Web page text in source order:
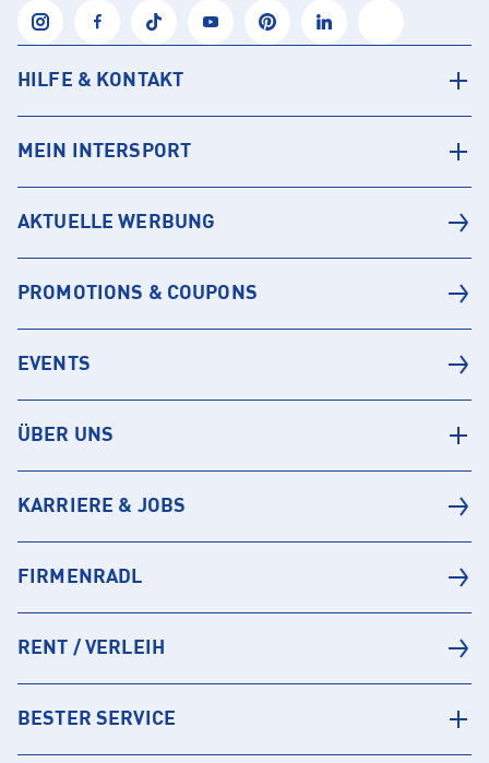
HILFE & KONTAKT
MEIN INTERSPORT
AKTUELLE WERBUNG
PROMOTIONS & COUPONS
EVENTS
ÜBER UNS
KARRIERE & JOBS
FIRMENRADL
RENT / VERLEIH
BESTER SERVICE